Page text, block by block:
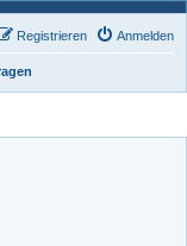
Anmelden
Registrieren